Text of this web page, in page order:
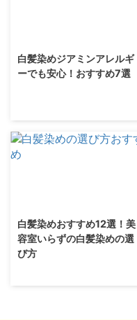
白髪染めジアミンアレルギ
ーでも安心！おすすめ7選
白髪染めおすすめ12選！美
容室いらずの白髪染めの選
び方